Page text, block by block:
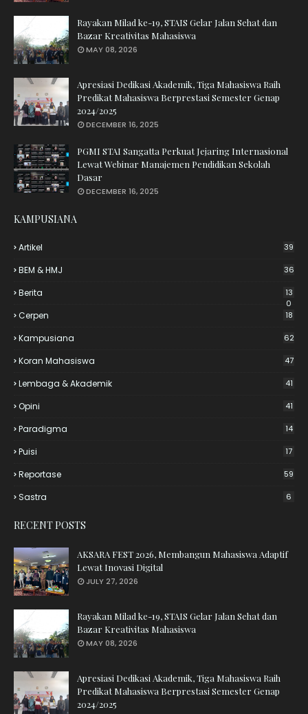
Rayakan Milad ke-19, STAIS Gelar Jalan Sehat dan
Bazar Kreativitas Mahasiswa
MAY 08, 2026
Apresiasi Dedikasi Akademik, Tiga Mahasiswa Raih
Predikat Mahasiswa Berprestasi Semester Genap
2024/2025
DECEMBER 16, 2025
PGMI STAI Sangatta Perkuat Jejaring Internasional
Lewat Webinar Manajemen Pendidikan Sekolah
Dasar
DECEMBER 16, 2025
KAMPUSIANA
Artikel 39
BEM & HMJ 36
Berita
13
0
Cerpen 18
Kampusiana 62
Koran Mahasiswa 47
Lembaga & Akademik 41
Opini 41
Paradigma 14
Puisi 17
Reportase 59
Sastra 6
RECENT POSTS
AKSARA FEST 2026, Membangun Mahasiswa Adaptif
Lewat Inovasi Digital
JULY 27, 2026
Rayakan Milad ke-19, STAIS Gelar Jalan Sehat dan
Bazar Kreativitas Mahasiswa
MAY 08, 2026
Apresiasi Dedikasi Akademik, Tiga Mahasiswa Raih
Predikat Mahasiswa Berprestasi Semester Genap
2024/2025